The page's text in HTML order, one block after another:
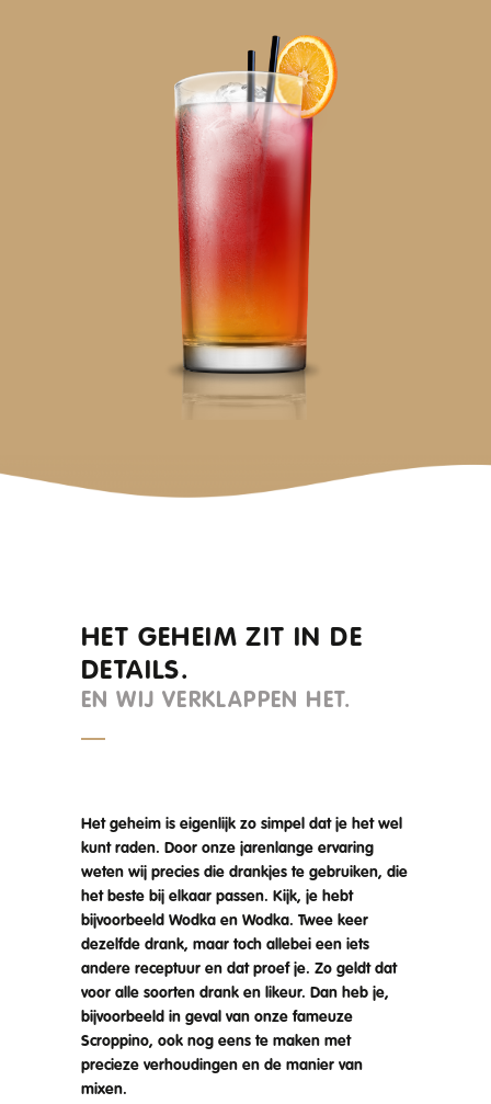
HET GEHEIM ZIT IN DE
DETAILS.
EN WIJ VERKLAPPEN HET.
Het geheim is eigenlijk zo simpel dat je het wel
kunt raden. Door onze jarenlange ervaring
weten wij precies die drankjes te gebruiken, die
het beste bij elkaar passen. Kijk, je hebt
bijvoorbeeld Wodka en Wodka. Twee keer
dezelfde drank, maar toch allebei een iets
andere receptuur en dat proef je. Zo geldt dat
voor alle soorten drank en likeur. Dan heb je,
bijvoorbeeld in geval van onze fameuze
Scroppino, ook nog eens te maken met
precieze verhoudingen en de manier van
mixen.